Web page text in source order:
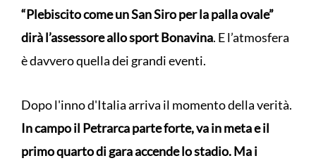
“Plebiscito come un San Siro per la palla ovale”
dirà l’assessore allo sport Bonavina. E l’atmosfera
è davvero quella dei grandi eventi.
Dopo l'inno d'Italia arriva il momento della verità.
In campo il Petrarca parte forte, va in meta e il
primo quarto di gara accende lo stadio. Ma i